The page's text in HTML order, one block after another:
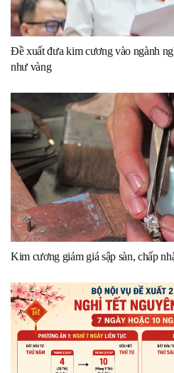
Đề xuất đưa kim cương vào ngành
như vàng
Kim cương giảm giá sập sàn, chấp